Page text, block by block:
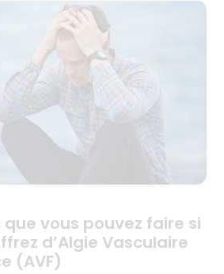
que vous pouvez faire si
d’Algie Vasculaire
(AVF)